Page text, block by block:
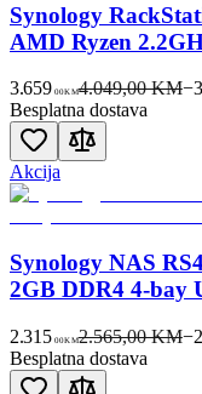
Synology
AMD Ryzen
3.659 00KM4.049,00 KM−
Besplatna dostava
Akcija
Synology NAS
2GB DDR4 4-bay
2.315 00KM2.565,00 KM−
Besplatna dostava